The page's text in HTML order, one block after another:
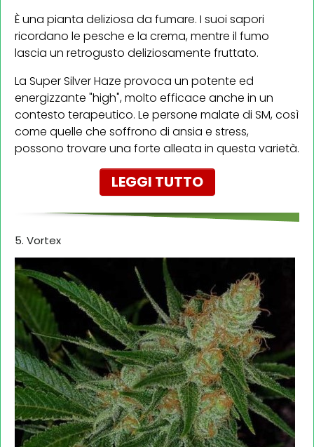
È una pianta deliziosa da fumare. I suoi sapori
ricordano le pesche e la crema, mentre il fumo
lascia un retrogusto deliziosamente fruttato.
La Super Silver Haze provoca un potente ed
energizzante "high", molto efficace anche in un
contesto terapeutico. Le persone malate di SM, così
come quelle che soffrono di ansia e stress,
possono trovare una forte alleata in questa varietà.
LEGGI TUTTO
5. Vortex